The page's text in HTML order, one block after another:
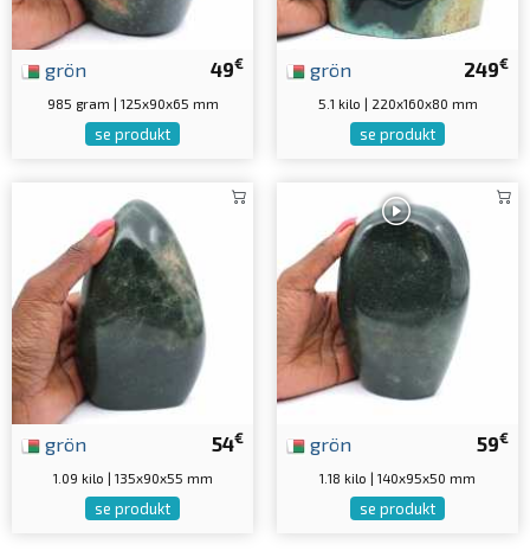
49€
grön
985 gram | 125x90x65 mm
se produkt
249€
grön
5.1 kilo | 220x160x80 mm
se produkt
54€
grön
1.09 kilo | 135x90x55 mm
se produkt
59€
grön
1.18 kilo | 140x95x50 mm
se produkt